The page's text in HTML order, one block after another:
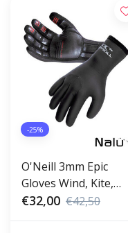
-25%
O'Neill 3mm Epic
Gloves Wind, Kite,
SUP & Surf
€32,00 €42,50